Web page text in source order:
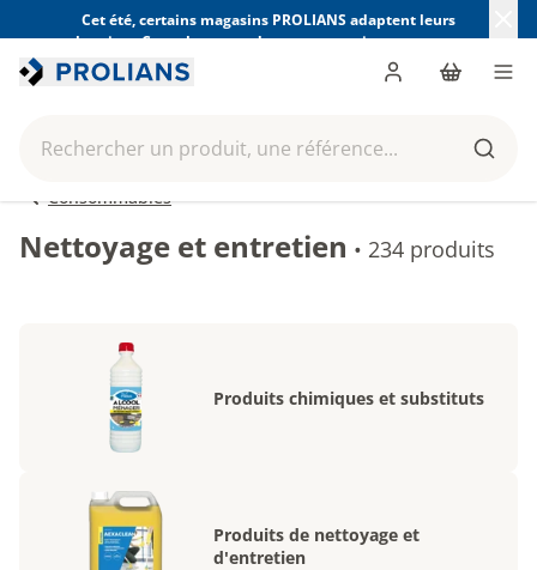
Cet été, certains magasins PROLIANS adaptent leurs
horaires. Consultez ceux de votre magasin avant votre
visite.
Rechercher un produit, une référence...
Panier
Consommables
Nettoyage et entretien • 234 produits
Produits chimiques et substituts
Produits de nettoyage et
d'entretien